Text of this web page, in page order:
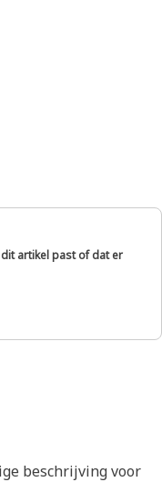
artikel past of dat er
beschrijving voor